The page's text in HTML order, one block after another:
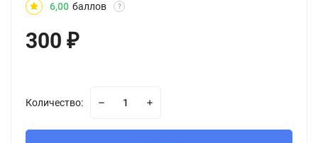
6,00 баллов ?
300 ₽
Количество: